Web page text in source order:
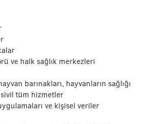
ve halk sağlık merkezleri
barınakları, hayvanların sağlığı
tüm hizmetler
ve kişisel veriler